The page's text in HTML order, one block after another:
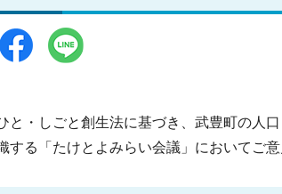
と・しごと創生法に基づき、武豊町の人
する「たけとよみらい会議」においてご